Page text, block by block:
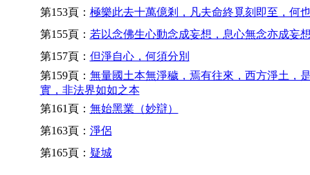
第153頁： 極樂此去十萬億剎，凡夫命終覓刻即至，何
第155頁： 若以念佛生心動念成妄想，息心無念亦成妄
第157頁： 但淨自心，何須分別
第159頁： 無量國土本無淨穢，焉有往來，西方淨土，
實，非法界如如之本
第161頁： 無始黑業（妙辯）
第163頁： 淨侶
第165頁： 疑城